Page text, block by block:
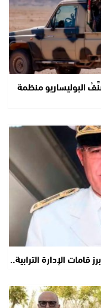
البوليساريو منظمة
الإدارة الترابية..